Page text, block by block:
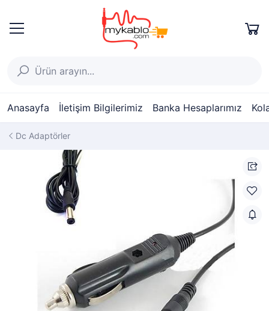
Anasayfa İletişim Bilgilerimiz Banka Hesaplarımız
Dc Adaptörler